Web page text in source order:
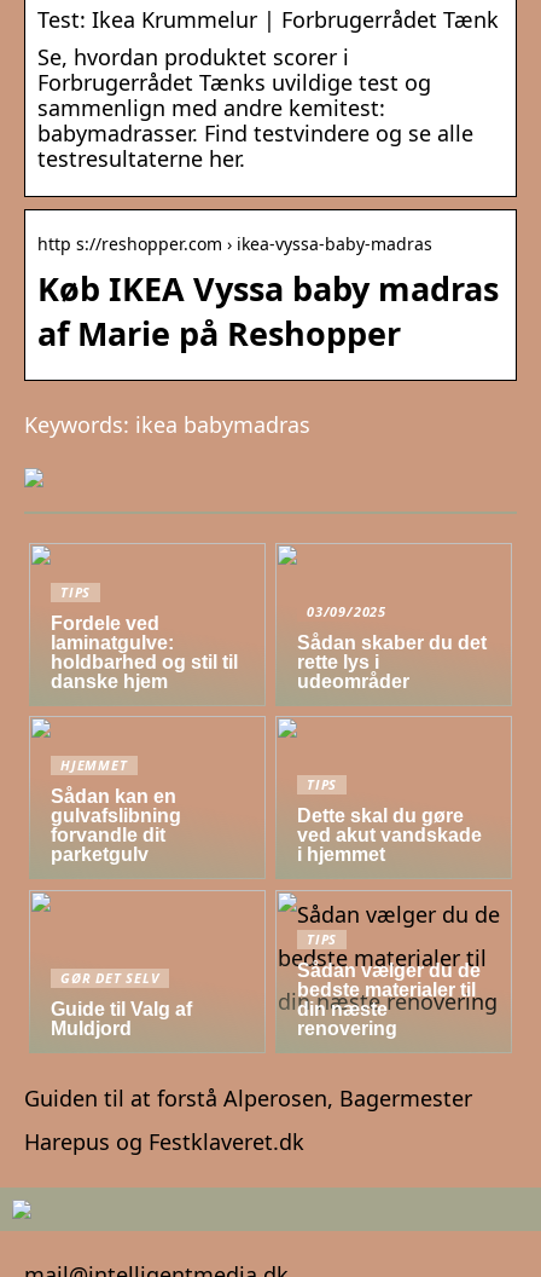
Test: Ikea Krummelur | Forbrugerrådet Tænk
Se, hvordan produktet scorer i
Forbrugerrådet Tænks uvildige test og
sammenlign med andre kemitest:
babymadrasser. Find testvindere og se alle
testresultaterne her.
http s://reshopper.com › ikea-vyssa-baby-madras
Køb IKEA Vyssa baby madras
af Marie på Reshopper
Keywords: ikea babymadras
TIPS
Fordele ved
laminatgulve:
holdbarhed og stil til
danske hjem
03/09/2025
Sådan skaber du det
rette lys i
udeområder
HJEMMET
Sådan kan en
gulvafslibning
forvandle dit
parketgulv
TIPS
Dette skal du gøre
ved akut vandskade
i hjemmet
GØR DET SELV
Guide til Valg af
Muldjord
TIPS
Sådan vælger du de
bedste materialer til
din næste
renovering
Guiden til at forstå Alperosen, Bagermester
Harepus og Festklaveret.dk